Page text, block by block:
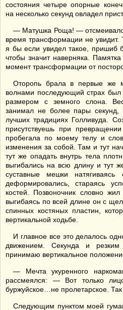
состояния четыре опорные
на несколько секунд овладел
— Матушка Роща! —
время трансформации не увидит.
я бы если увидел такое, пришиб
чтобы значит наверняка.
момент трансформации от
Оторопь брала в первые же
волнами последующий страх был
размером с земного слона.
занимал не более пары секунд,
лучших традициях Голливуда.
присутствуешь при
пробегала по моему телу и
изменения за собой. Там и тут
тут же опадать внутрь тела
выгибались на всю длину и тут
суставные мешки натягиваясь
деформировались, стараясь
костей. Позвоночник словно
выгибаясь по всей длине он с
спинных костяных пластин,
вертикальной ходьбе.
И главное все это делалось
движением. Секунда и
принимаю вертикальное
— Мечта укуренного
рассмеялся: — Вот только
буржуйское…не пролетарское.
Следующим пунктом моей